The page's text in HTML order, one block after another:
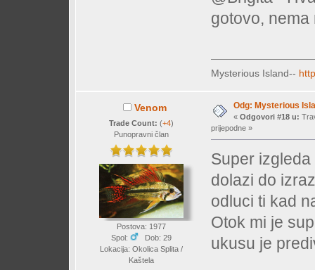
gotovo,
Mysterious Island--
Venom
Trade Count: (+4)
Punopravni član
Postova: 1977
Spol:
Dob: 29
Lokacija: Okolica Splita /
Kaštela
Odg: Mysterious
« Odgovori #18 u:
prijepodne »
Super
dolazi do
odluci ti kad
Otok mi je
ukusu je